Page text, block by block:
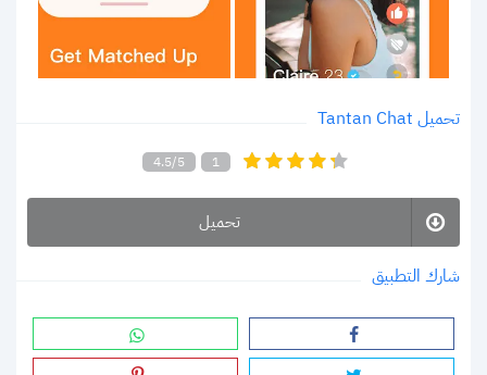
تحميل Tantan Chat
4.5/5 1
تحميل
شارك التطبيق